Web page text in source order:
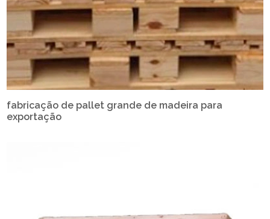
fabricação de pallet grande de madeira para
exportação